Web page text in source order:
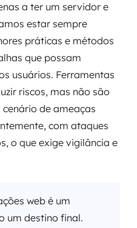
a ter um servidor e
estar sempre
práticas e métodos
que possam
usuários. Ferramentas
riscos, mas não são
de ameaças
com ataques
o que exige vigilância e
web é um
um destino final.